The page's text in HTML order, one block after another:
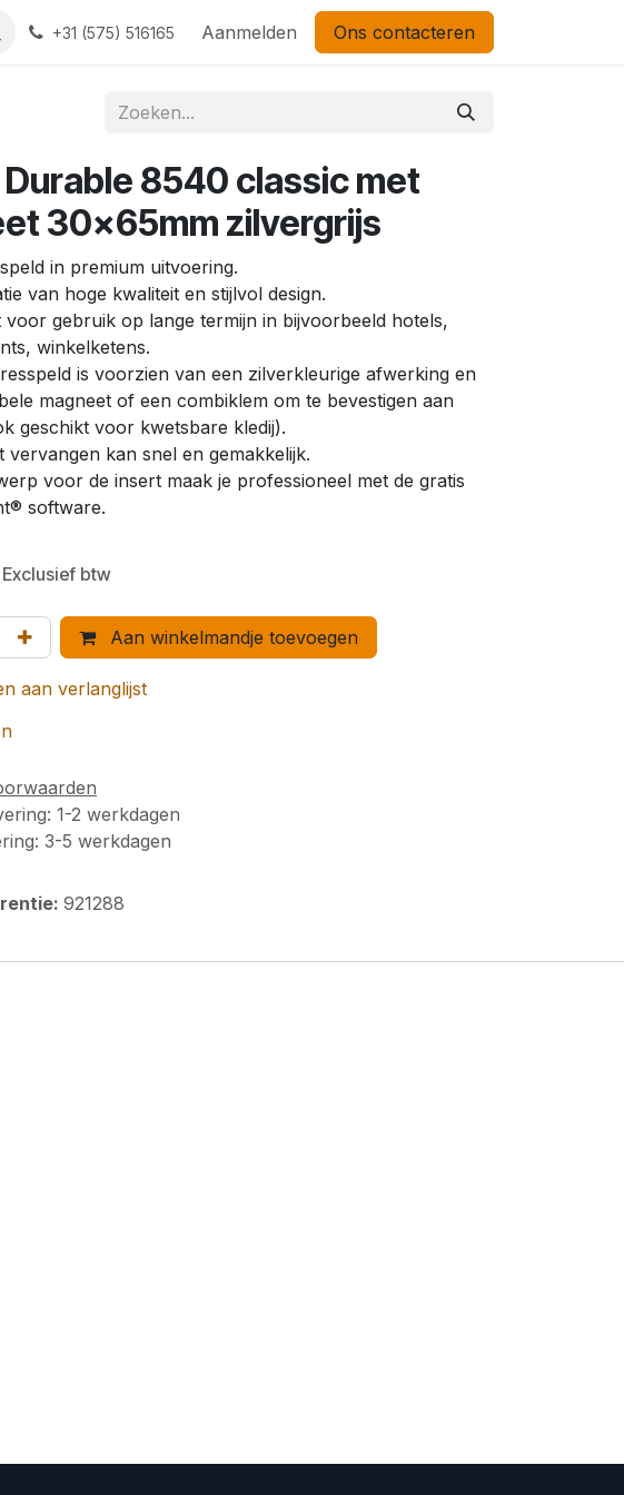
+31 (575) 516165 Aanmelden Ons contacteren
8540 classic met
30x65mm zilvergrijs
in premium uitvoering.
van hoge kwaliteit en stijlvol design.
voor gebruik op lange termijn in bijvoorbeeld hotels,
winkelketens.
is voorzien van een zilverkleurige afwerking en
magneet of een combiklem om te bevestigen aan
geschikt voor kwetsbare kledij).
vervangen kan snel en gemakkelijk.
voor de insert maak je professioneel met de gratis
software.
Exclusief btw
Aan winkelmandje toevoegen
aan verlanglijst
1-2 werkdagen
3-5 werkdagen
921288